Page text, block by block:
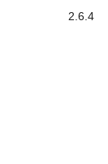
2.6.4